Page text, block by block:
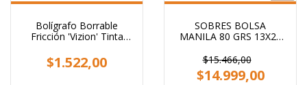
Bolígrafo Borrable
Fricción 'Vizion' Tinta
Surtidos
$1.522,00
SOBRES BOLSA
MANILA 80 GRS 13X25
$15.466,00
$14.999,00